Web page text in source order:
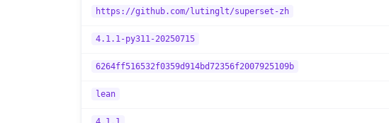
https://github.com/lutinglt/superset-zh
4.1.1-py311-20250715
6264ff516532f0359d914bd72356f2007925109b
lean